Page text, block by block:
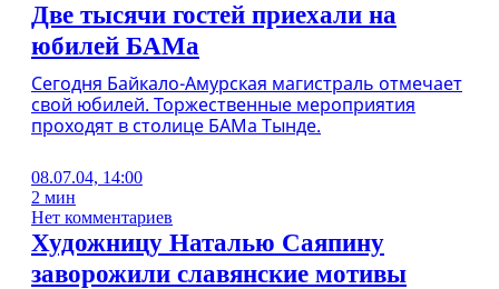
Две тысячи гостей приехали на
юбилей БАМа
Сегодня Байкало-Амурская магистраль отмечает
свой юбилей. Торжественные мероприятия
проходят в столице БАМа Тынде.
08.07.04, 14:00
2 мин
Нет комментариев
Художницу Наталью Саяпину
заворожили славянские мотивы